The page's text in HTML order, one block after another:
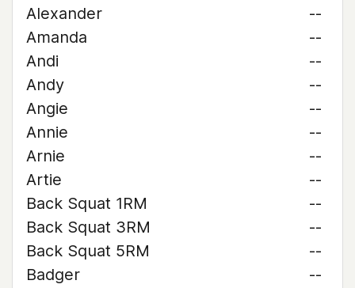
Alexander
--
Amanda
--
Andi
--
Andy
--
Angie
--
Annie
--
Arnie
--
Artie
--
Back Squat 1RM
--
Back Squat 3RM
--
Back Squat 5RM
--
Badger
--